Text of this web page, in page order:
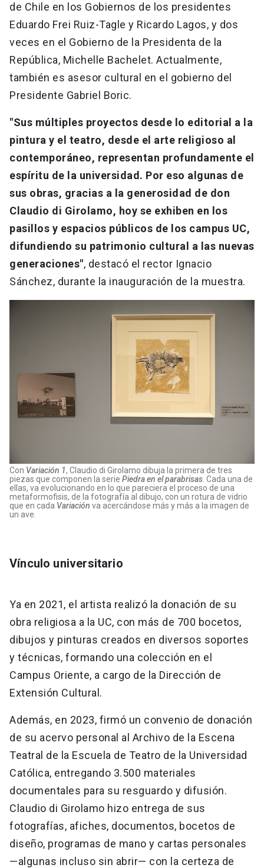
de Chile en los Gobiernos de los presidentes
Eduardo Frei Ruiz-Tagle y Ricardo Lagos, y dos
veces en el Gobierno de la Presidenta de la
República, Michelle Bachelet. Actualmente,
también es asesor cultural en el gobierno del
Presidente Gabriel Boric.
"Sus múltiples proyectos desde lo editorial a la
pintura y el teatro, desde el arte religioso al
contemporáneo, representan profundamente el
espíritu de la universidad. Por eso algunas de
sus obras, gracias a la generosidad de don
Claudio di Girolamo, hoy se exhiben en los
pasillos y espacios públicos de los campus UC,
difundiendo su patrimonio cultural a las nuevas
generaciones", destacó el rector Ignacio
Sánchez, durante la inauguración de la muestra.
Con Variación 1, Claudio di Girolamo dibuja la primera de tres
piezas que componen la serie Piedra en el parabrisas . Cada una de
ellas, va evolucionando en lo que pareciera el proceso de una
metaformofisis, de la fotografía al dibujo, con un rotura de vidrio
que en cada Variación va acercándose más y más a la imagen de
un ave.
Vínculo universitario
Ya en 2021, el artista realizó la donación de su
obra religiosa a la UC, con más de 700 bocetos,
dibujos y pinturas creados en diversos soportes
y técnicas, formando una colección en el
Campus Oriente, a cargo de la Dirección de
Extensión Cultural.
Además, en 2023, firmó un convenio de donación
de su acervo personal al Archivo de la Escena
Teatral de la Escuela de Teatro de la Universidad
Católica, entregando 3.500 materiales
documentales para su resguardo y difusión.
Claudio di Girolamo hizo entrega de sus
fotografías, afiches, documentos, bocetos de
diseño, programas de mano y cartas personales
—algunas incluso sin abrir— con la certeza de